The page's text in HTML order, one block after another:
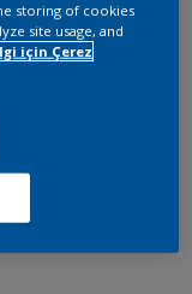
storing of cookies
site usage, and
için Çerez